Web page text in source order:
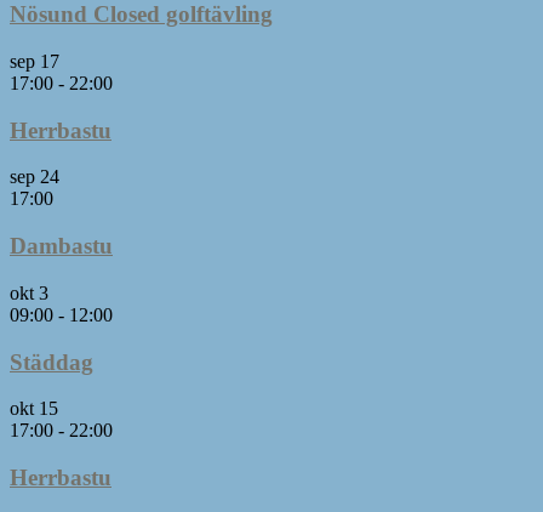
Nösund Closed golftävling
sep 17
17:00 - 22:00
Herrbastu
sep 24
17:00
Dambastu
okt 3
09:00 - 12:00
Städdag
okt 15
17:00 - 22:00
Herrbastu